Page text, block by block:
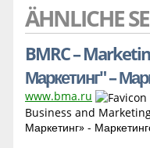
ÄHNLICHE
BMRC –
Маркетинг" –
www.bma.ru
Business and
Маркетинг» -